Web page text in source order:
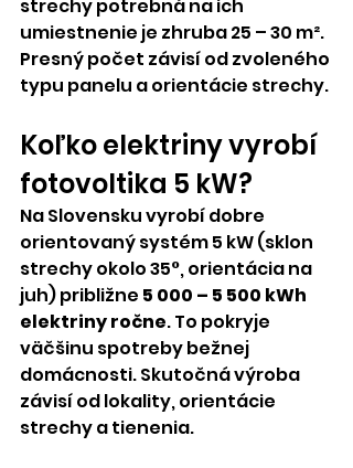
strechy potrebná na ich
umiestnenie je zhruba 25 – 30 m².
Presný počet závisí od zvoleného
typu panelu a orientácie strechy.
Koľko elektriny vyrobí
fotovoltika 5 kW?
Na Slovensku vyrobí dobre
orientovaný systém 5 kW (sklon
strechy okolo 35°, orientácia na
juh) približne 5 000 – 5 500 kWh
elektriny ročne. To pokryje
väčšinu spotreby bežnej
domácnosti. Skutočná výroba
závisí od lokality, orientácie
strechy a tienenia.